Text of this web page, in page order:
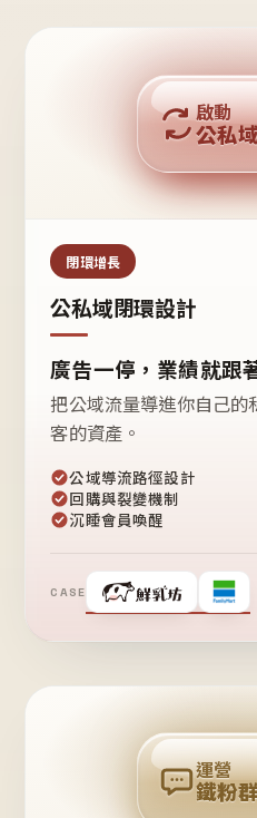
私域鐵粉
回
啟動
公私
閉環增長
公私域閉環設計
廣告一停，業績就跟
把公域流量導進你自己的
客的資產。
公域導流路徑設計
回購與裂變機制
沉睡會員喚醒
CASE
❤
粉
回
購
運營
鐵粉